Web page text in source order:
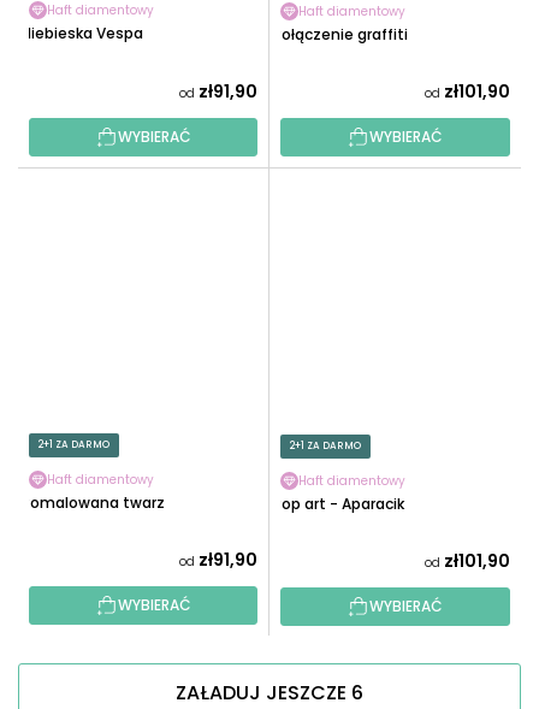
Haft diamentowy
Niebieska Vespa
od zł91,90
WYBIERAĆ
Haft diamentowy
Połączenie graffiti
od zł101,90
WYBIERAĆ
2+1 ZA DARMO
Haft diamentowy
Pomalowana twarz
od zł91,90
WYBIERAĆ
2+1 ZA DARMO
Haft diamentowy
Pop art - Aparacik
od zł101,90
WYBIERAĆ
ZAŁADUJ JESZCZE 6